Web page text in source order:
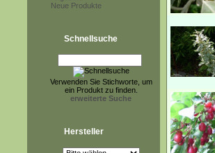
Neue Produkte
Schnellsuche
Verwenden Sie Stichworte, um
ein Produkt zu finden.
erweiterte Suche
Hersteller